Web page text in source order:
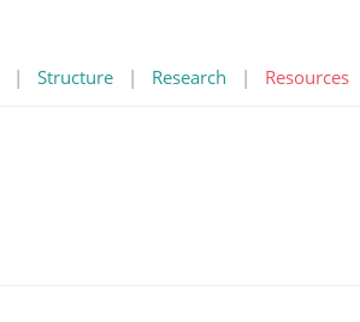
| Structure | Research | Resources